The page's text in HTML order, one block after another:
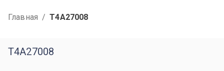
Главная / T4A27008
T4A27008